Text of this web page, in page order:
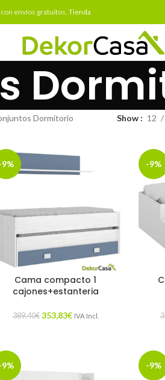
envíos gratuitos. Tienda
Dormitorio Show 12
9%
Cama compacto 1
cajones+estanteria
389,40€ 353,83€ IVA Incl.
-9%
9% -9%